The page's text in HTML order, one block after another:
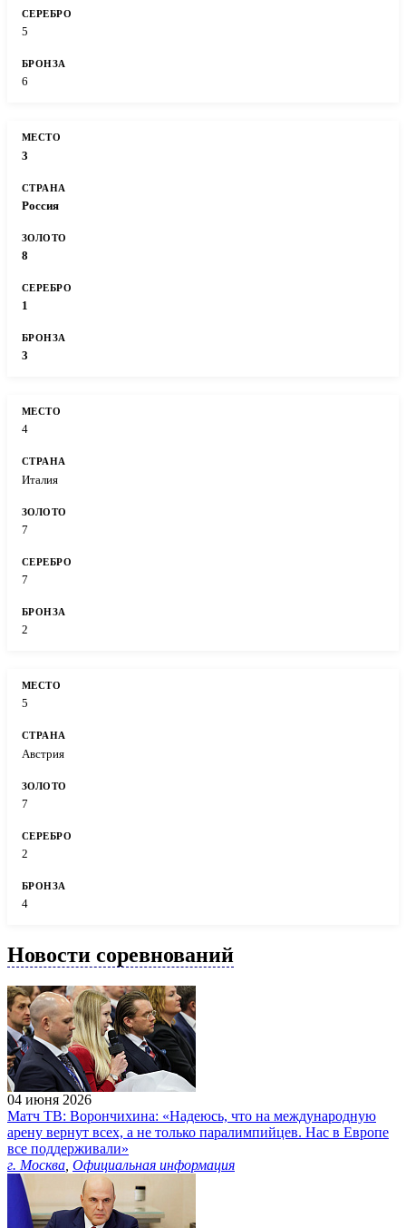
5
6
3
Россия
8
1
3
4
Италия
7
7
2
5
Австрия
7
2
4
Новости соревнований
04 июня 2026
Матч ТВ: Ворончихина: «Надеюсь, что на международную
арену вернут всех, а не только паралимпийцев. Нас в Европе
все поддерживали»
г. Москва Официальная информация